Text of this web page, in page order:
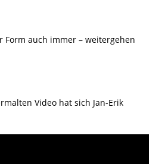
Form auch immer – weitergehen
Video hat sich Jan-Erik